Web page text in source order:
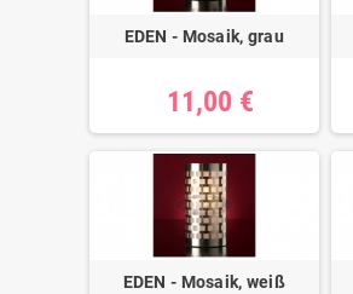
EDEN - Mosaik, grau
11,00 €
EDEN - Mosaik, weiß